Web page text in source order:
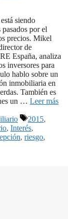
siendo
por el
precios. Mikel
de
España, analiza
inversores para
hablo sobre un
inmobiliaria en
También es
un … Leer más
Etiquetas
2015,
, Interés,
, riesgo,